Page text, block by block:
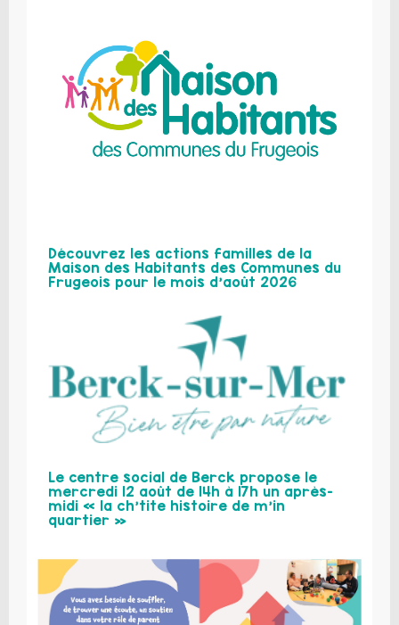
Découvrez les actions familles de la
Maison des Habitants des Communes du
Frugeois pour le mois d’août 2026
Le centre social de Berck propose le
mercredi 12 août de 14h à 17h un après-
midi « la ch’tite histoire de m’in
quartier »